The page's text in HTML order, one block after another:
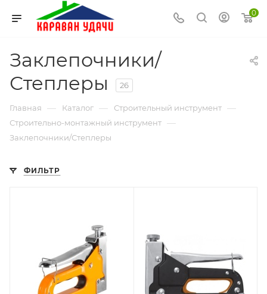
0
Заклепочники/
Степлеры
26
Главная — Каталог — Строительный инструмент —
Строительно-монтажный инструмент —
Заклепочники/Степлеры
ФИЛЬТР